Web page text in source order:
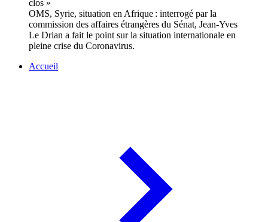
OMS, Syrie, situation en Afrique : interrogé par la
commission des affaires étrangères du Sénat, Jean-Yves
Le Drian a fait le point sur la situation internationale en
pleine crise du Coronavirus.
Accueil